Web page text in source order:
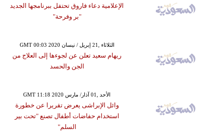
الإعلامية دعاء فاروق تحتفل ببرنامجها الجديد
"بر وفرحة"
GMT 00:03 2020 الثلاثاء ,21 إبريل / نيسان
ريهام سعيد تعلن عن لجوءها إلى العلاج من
الجن والحسد
GMT 11:18 2020 الأحد ,01 آذار/ مارس
وائل الإبراشى يعرض تقريرا عن خطورة
استخدام حفاضات أطفال تصنع "تحت بير
السلم"